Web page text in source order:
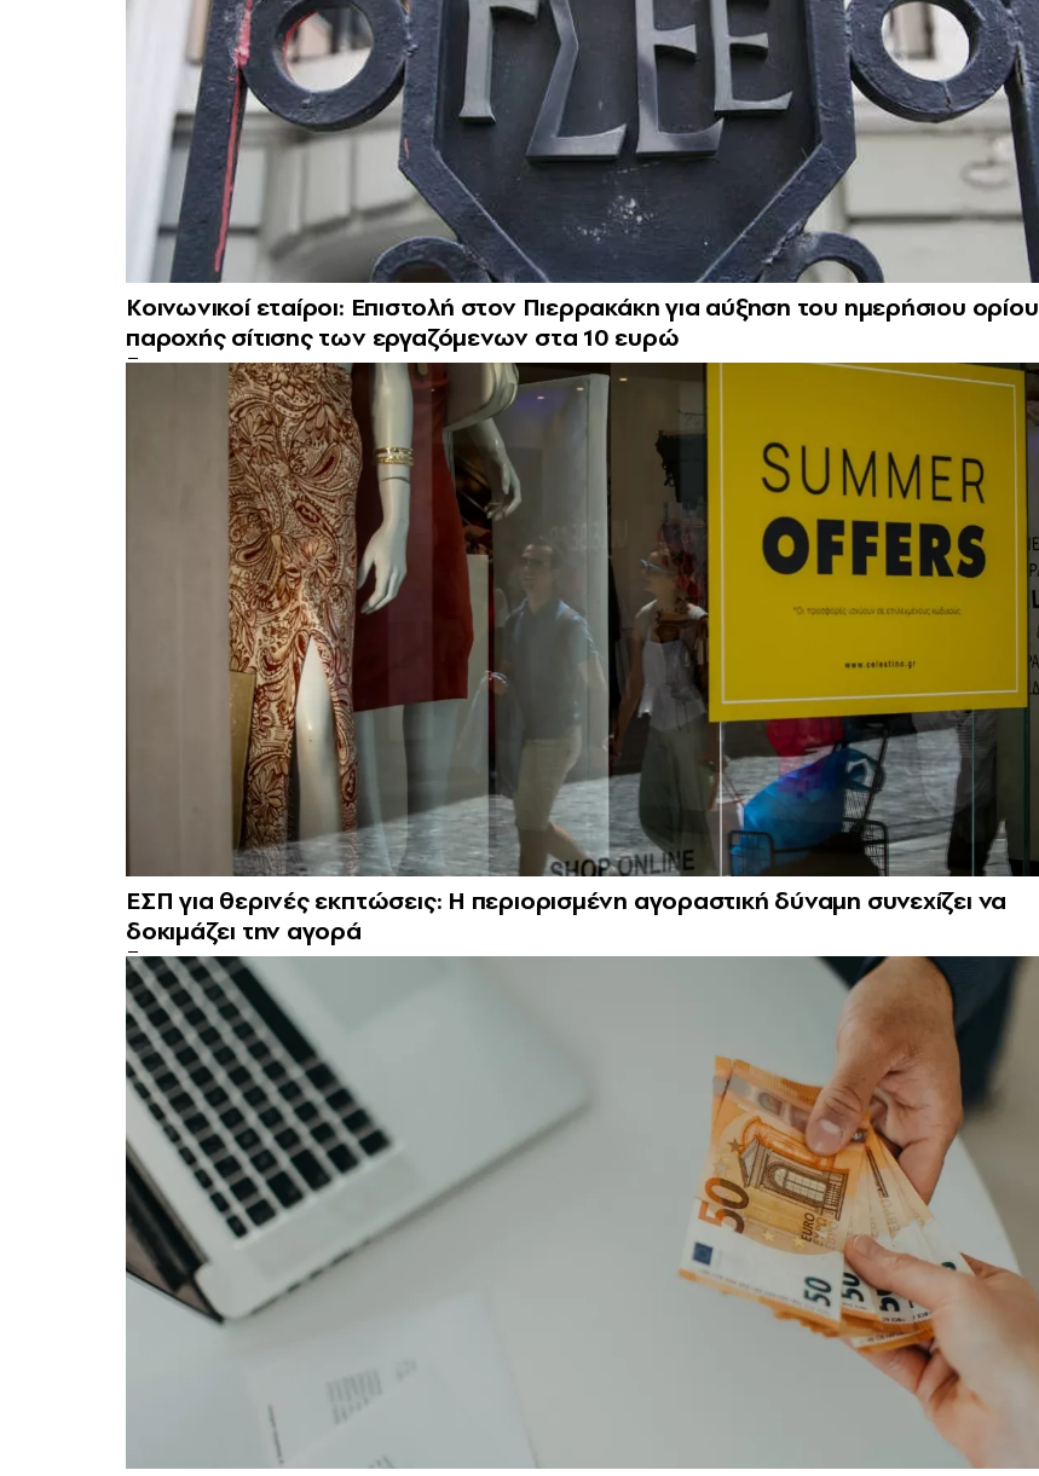
Κοινωνικοί εταίροι: Επιστολή στον Πιερρακάκη για αύξηση του ημερήσιου ορίου
παροχής σίτισης των εργαζόμενων στα 10 ευρώ
ΕΣΠ για θερινές εκπτώσεις: Η περιορισμένη αγοραστική δύναμη συνεχίζει να
δοκιμάζει την αγορά